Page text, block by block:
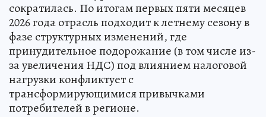
сократилась. По итогам первых пяти месяцев
2026 года отрасль подходит к летнему сезону в
фазе структурных изменений, где
принудительное подорожание (в том числе из-
за увеличения НДС) под влиянием налоговой
нагрузки конфликтует с
трансформирующимися привычками
потребителей в регионе.